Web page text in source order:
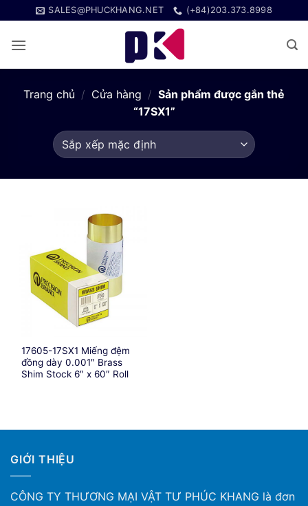
qua
nội
SALES@PHUCKHANG.NET (+84)203.373.8998
Trang chủ / Cửa hàng / Sản phẩm được gắn thẻ
“17SX1”
17605-17SX1 Miếng đệm
đồng dày 0.001″ Brass
Shim Stock 6″ x 60″ Roll
GIỚI THIỆU
CÔNG TY THƯƠNG MẠI VẬT TƯ PHÚC KHANG là đơn